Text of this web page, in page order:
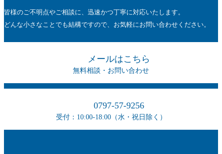
皆様のご不明点やご相談に、迅速かつ丁寧に対応いたします。
どんな小さなことでも結構ですので、お気軽にお問い合わせください。
メールはこちら
無料相談・お問い合わせ
0797-57-9256
受付：10:00-18:00（水・祝日除く）